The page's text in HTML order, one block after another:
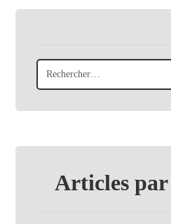
Articles par